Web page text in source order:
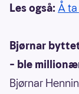
Les også:Å
Bjørnar
– ble
Bjørnar